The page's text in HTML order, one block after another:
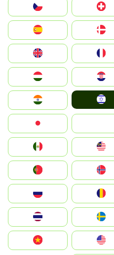
България
Switzerland
Czechia
Deutschland
Denmark
United Kingdom
Hrvatska
Magyarország
Indonesia
South Korea
Nederland
Portugal
România
Slovensko
United States
Vietnam